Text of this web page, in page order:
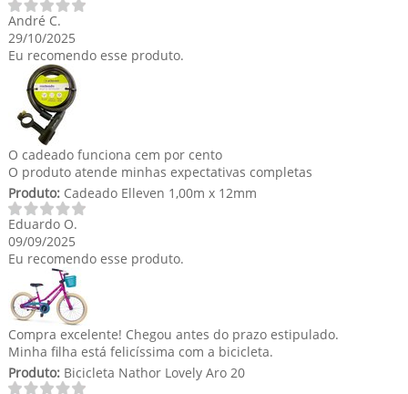
André C.
29/10/2025
Eu recomendo esse produto.
O cadeado funciona cem por cento
O produto atende minhas expectativas completas
Produto:Cadeado Elleven 1,00m x 12mm
Eduardo O.
09/09/2025
Eu recomendo esse produto.
Compra excelente! Chegou antes do prazo estipulado.
Minha filha está felicíssima com a bicicleta.
Produto:Bicicleta Nathor Lovely Aro 20